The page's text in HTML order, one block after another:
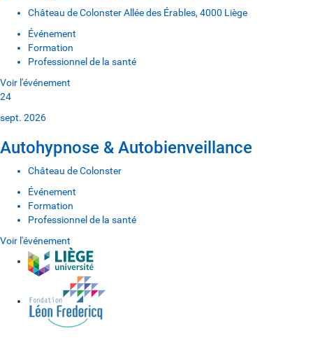
Château de Colonster Allée des Érables, 4000 Liège
Événement
Formation
Professionnel de la santé
Voir l'événement
24
sept. 2026
Autohypnose & Autobienveillance
Château de Colonster
Événement
Formation
Professionnel de la santé
Voir l'événement